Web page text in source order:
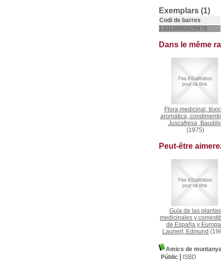
Exemplars (1)
Codi de barres
13010000029978
Dans le même
Flora medicinal,
aromática,
Juscafresa,
(1975)
Peut-être
Guía de las plantas
medicinales y
de España y Europa
Launert, Edmund
Amics de
Públic
ISBD